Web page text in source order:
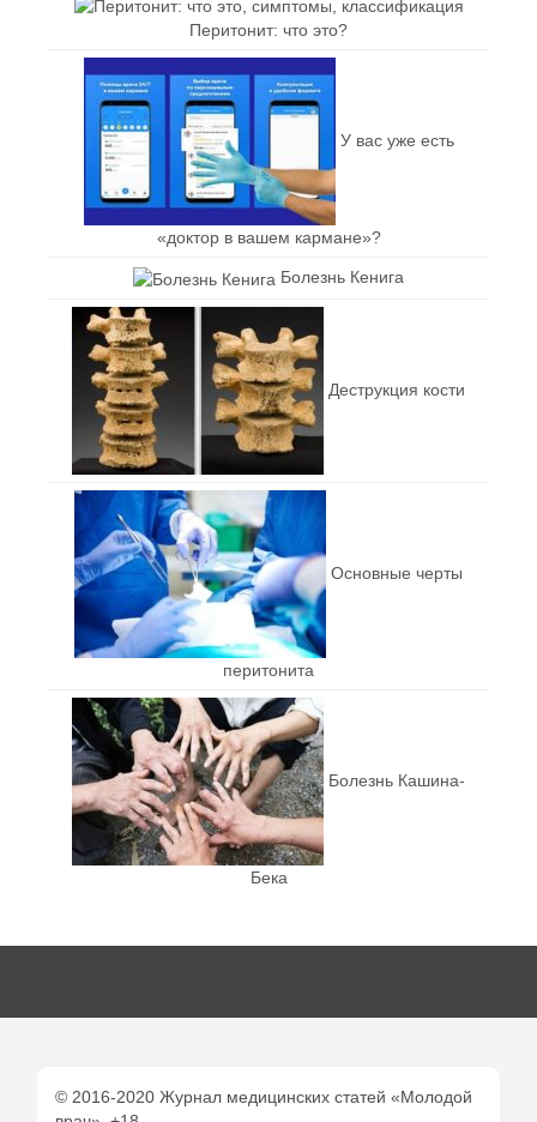
Перитонит: что это?
У вас уже есть
«доктор в вашем кармане»?
Болезнь Кенига
Деструкция кости
Основные черты
перитонита
Болезнь Кашина-
Бека
© 2016-2020 Журнал медицинских статей «Молодой